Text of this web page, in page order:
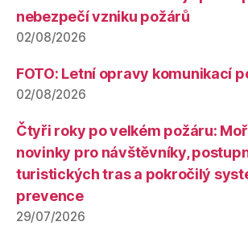
nebezpečí vzniku požárů
02/08/2026
FOTO: Letní opravy komunikací
02/08/2026
Čtyři roky po velkém požáru:
novinky pro návštěvníky,
turistických tras a pokročilý
prevence
29/07/2026